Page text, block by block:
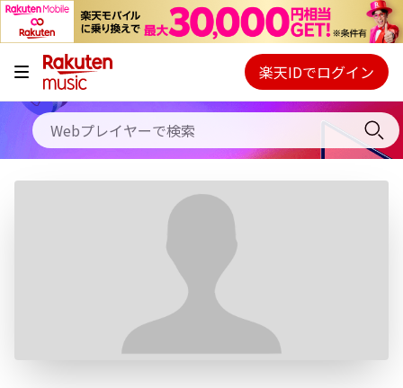
キャンペーン
料金プラン
使い方
Webプレイヤー
ご契約内容の確認・変更
楽天IDでログイン